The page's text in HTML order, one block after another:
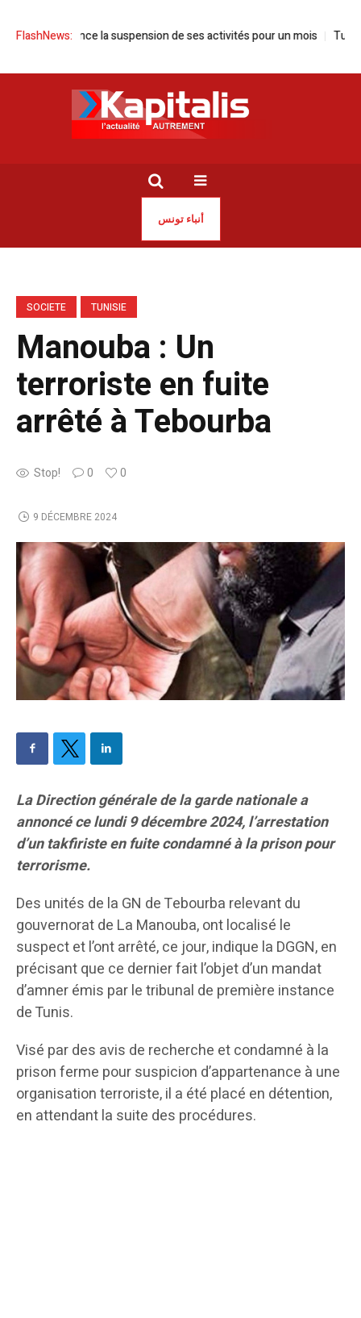
FlashNews:
annonce la suspension de ses activités pour un mois Tunisie |
أنباء تونس
SOCIETE TUNISIE
Manouba : Un
terroriste en fuite
arrêté à Tebourba
Stop! 0 0
9 DÉCEMBRE 2024
La Direction générale de la garde nationale a
annoncé ce lundi 9 décembre 2024, l’arrestation
d’un takfiriste en fuite condamné à la prison pour
terrorisme.
Des unités de la GN de Tebourba relevant du
gouvernorat de La Manouba, ont localisé le
suspect et l’ont arrêté, ce jour, indique la DGGN, en
précisant que ce dernier fait l’objet d’un mandat
d’amner émis par le tribunal de première instance
de Tunis.
Visé par des avis de recherche et condamné à la
prison ferme pour suspicion d’appartenance à une
organisation terroriste, il a été placé en détention,
en attendant la suite des procédures.